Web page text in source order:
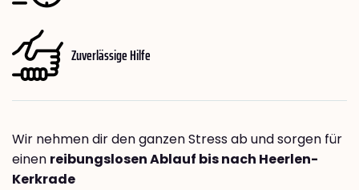
Zuverlässige Hilfe
Wir nehmen dir den ganzen Stress ab und sorgen für
einen reibungslosen Ablauf bis nach Heerlen-
Kerkrade